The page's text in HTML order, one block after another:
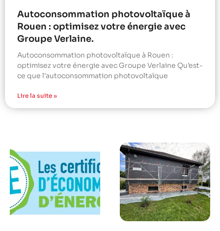
Autoconsommation photovoltaïque à
Rouen : optimisez votre énergie avec
Groupe Verlaine.
Autoconsommation photovoltaïque à Rouen :
optimisez votre énergie avec Groupe Verlaine Qu’est-
ce que l’autoconsommation photovoltaïque
Lire la suite »